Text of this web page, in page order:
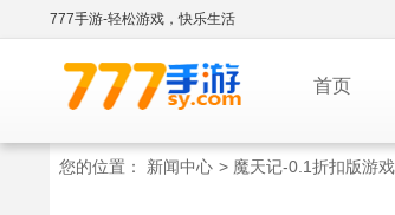
777手游-轻松游戏，快乐生活
首页
您的位置： 新闻中心 > 魔天记-0.1折扣版游